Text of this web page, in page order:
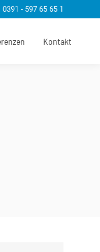
0391 - 597 65 65 1
Kontakt